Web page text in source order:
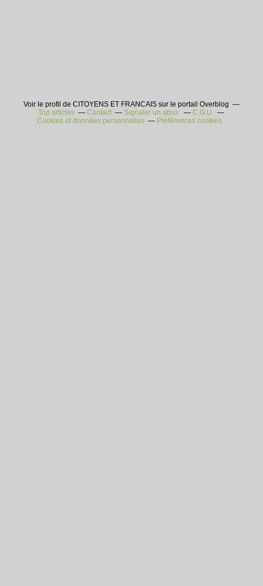
Voir le profil de CITOYENS ET FRANCAIS sur le portail Overblog
Top articles
Contact Signaler un abus
C.G.U.
Cookies et données personnelles
Préférences cookies